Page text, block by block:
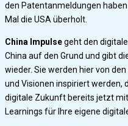
den Patentanmeldungen
Mal die USA überholt.
China Impulsegeht den
China auf den Grund und gibt
wieder. Sie werden hier von
und Visionen inspiriert werden,
digitale Zukunft bereits jetzt
Learnings für Ihre eigene